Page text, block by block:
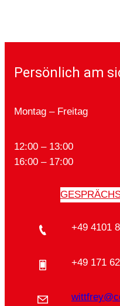
Persönlich am
Montag – Freitag
12:00 – 13:00
16:00 – 17:00
+49 4101
+49 171